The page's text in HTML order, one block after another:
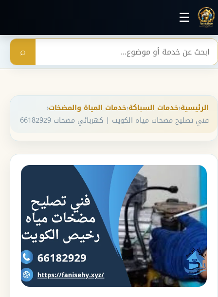
تخطي إلى المحتوى الرئيسي
☰
بحث ⌕
الرئيسية‹خدمات السباكة‹خدمات المياة والمضخات‹
فني تصليح مضخات مياه الكويت | كهربائي مضخات 66182929